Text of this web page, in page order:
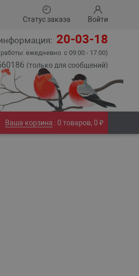
Статус заказа Войти
Ваша корзина : 0 товаров, 0 ₽
20-03-18
ежедневно с 09:00 - 17.00)
(только для сообщений)